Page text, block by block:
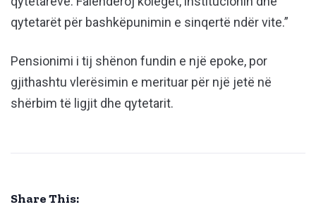
qytetarët për bashkëpunimin e sinqertë ndër vite.”
Pensionimi i tij shënon fundin e një epoke, por
gjithashtu vlerësimin e merituar për një jetë në
shërbim të ligjit dhe qytetarit.
Share This: